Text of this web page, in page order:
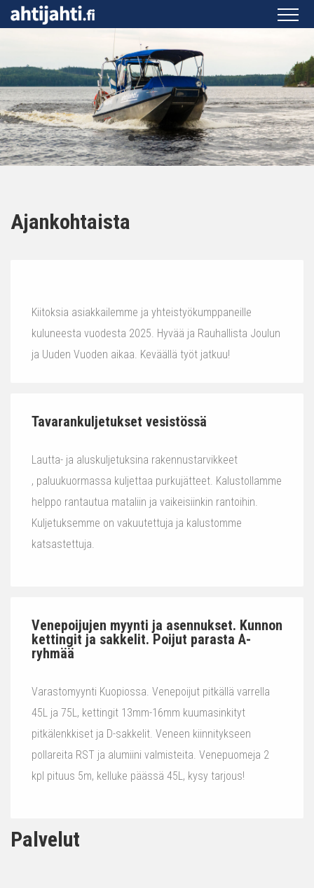
Ajankohtaista
Kiitoksia asiakkailemme ja yhteistyökumppaneille
kuluneesta vuodesta 2025. Hyvää ja Rauhallista Joulun
ja Uuden Vuoden aikaa. Keväällä työt jatkuu!
Tavarankuljetukset vesistössä
Lautta- ja aluskuljetuksina rakennustarvikkeet
, paluukuormassa kuljettaa purkujätteet. Kalustollamme
helppo rantautua mataliin ja vaikeisiinkin rantoihin.
Kuljetuksemme on vakuutettuja ja kalustomme
katsastettuja.
Venepoijujen myynti ja asennukset. Kunnon
kettingit ja sakkelit. Poijut parasta A-
ryhmää
Varastomyynti Kuopiossa. Venepoijut pitkällä varrella
45L ja 75L, kettingit 13mm-16mm kuumasinkityt
pitkälenkkiset ja D-sakkelit. Veneen kiinnitykseen
pollareita RST ja alumiini valmisteita. Venepuomeja 2
kpl pituus 5m, kelluke päässä 45L, kysy tarjous!
Palvelut